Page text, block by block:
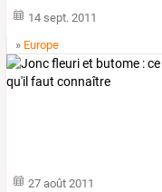
14 sept. 2011
» Europe
27 août 2011